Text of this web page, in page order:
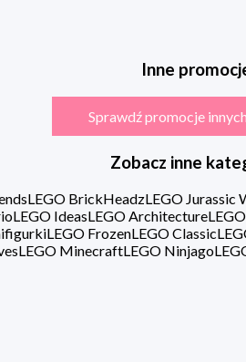
Inne
Sprawdź promocje
Zobacz inne
LEGO BrickHeadzLEGO Jurassic
LEGO IdeasLEGO Architecture
LEGO FrozenLEGO Classic
LEGO MinecraftLEGO Ninjago